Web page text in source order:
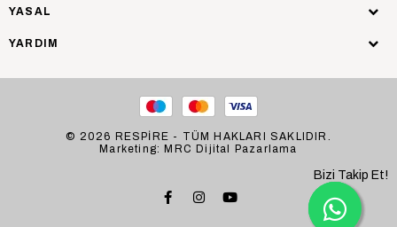
YASAL
YARDIM
© 2026 RESPİRE - TÜM HAKLARI SAKLIDIR.
Marketing: MRC Dijital Pazarlama
Bizi Takip Et!